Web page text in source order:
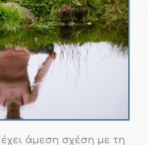
άμεση σχέση με τη